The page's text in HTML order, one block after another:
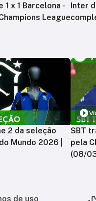
x 1 Barcelona -
League
Inter
2 da seleção
Mundo 2026 |
SBT
pela
(08/
de uso